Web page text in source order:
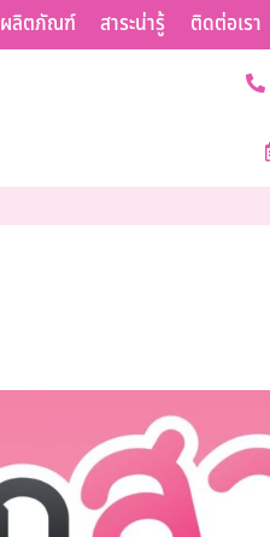
ผลิตภัณฑ์ สาระน่ารู้ ติดต่อเรา